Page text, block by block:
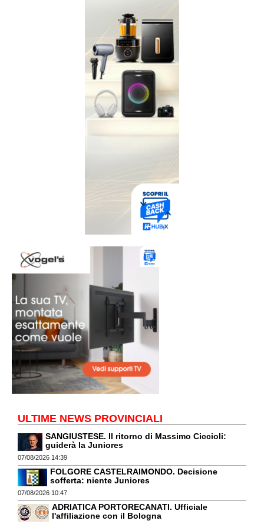
ULTIME NEWS PROVINCIALI
SANGIUSTESE. Il ritorno di Massimo Ciccioli:
guiderà la Juniores
07/08/2026 14:39
FOLGORE CASTELRAIMONDO. Decisione
sofferta: niente Juniores
07/08/2026 10:47
ADRIATICA PORTORECANATI. Ufficiale
l'affiliazione con il Bologna